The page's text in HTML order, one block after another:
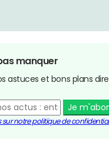
manquer
astuces et bons plans
Je
sur notre politique de